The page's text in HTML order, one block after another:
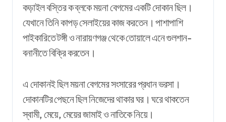
কড়াইল বস্তির ক ব্লকে ময়না বেগমের একটি দোকান ছিল।
যেখানে তিনি কাপড় সেলাইয়ের কাজ করতেন। পাশাপাশি
পাইকারিতে টঙ্গী ও নারায়ণগঞ্জ থেকে তোয়ালে এনে গুলশান-
বনানীতে বিক্রি করতেন।
এ দোকানই ছিল ময়না বেগমের সংসারের প্রধান ভরসা।
দোকানটির পেছনে ছিল নিজেদের থাকার ঘর। ঘরেথাকতেন
স্বামী, মেয়ে, মেয়ের জামাই ও নাতিকে নিয়ে।